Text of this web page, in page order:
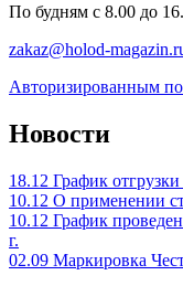
По будням c 8.00 до
zakaz@holod-
Авторизированным
Новости
18.12 График
10.12 О применении
10.12 График
г.
02.09 Маркировка